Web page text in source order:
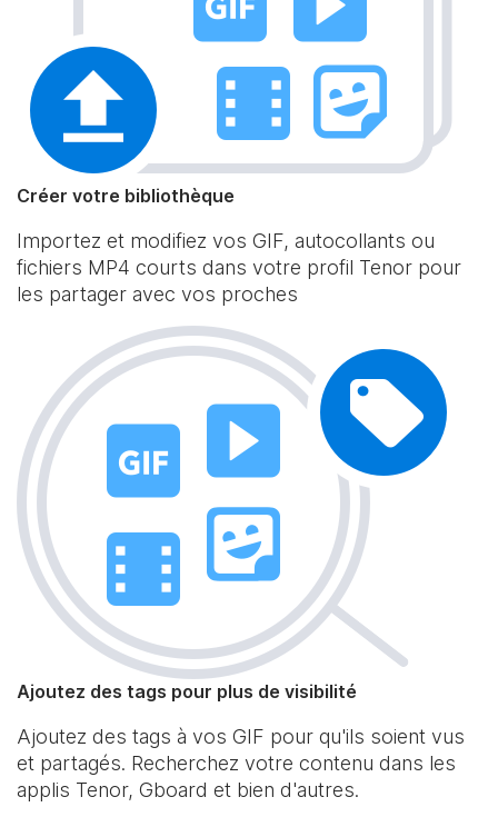
Créer votre bibliothèque
Importez et modifiez vos GIF, autocollants ou
fichiers MP4 courts dans votre profil Tenor pour
les partager avec vos proches
Ajoutez des tags pour plus de visibilité
Ajoutez des tags à vos GIF pour qu'ils soient vus
et partagés. Recherchez votre contenu dans les
applis Tenor, Gboard et bien d'autres.